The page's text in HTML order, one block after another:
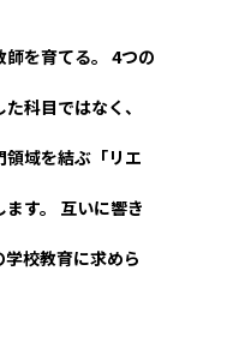
を育てる。 4つの
科目ではなく、
域を結ぶ「リエ
す。 互いに響き
校教育に求めら